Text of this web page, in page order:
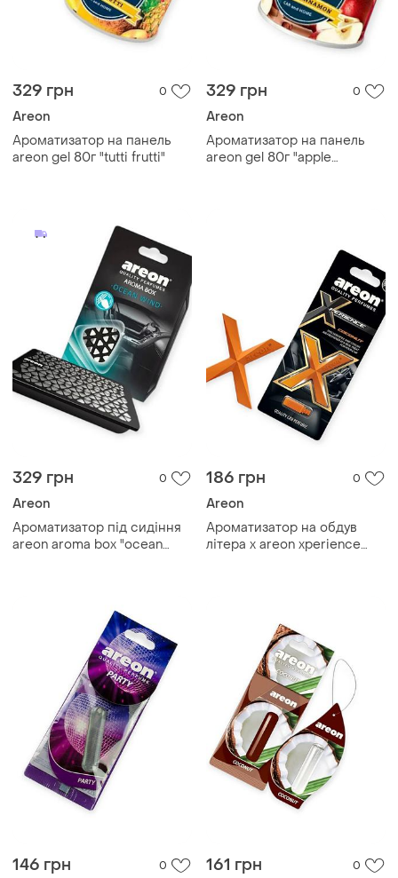
329 грн 0
Areon
Ароматизатор на панель
areon gel 80г "tutti frutti"
329 грн 0
Areon
Ароматизатор на панель
areon gel 80г "apple
329 грн 0
Areon
Ароматизатор під сидіння
areon aroma box "ocean
186 грн 0
Areon
Ароматизатор на обдув
літера x areon xperience
146 грн 0 161 грн 0